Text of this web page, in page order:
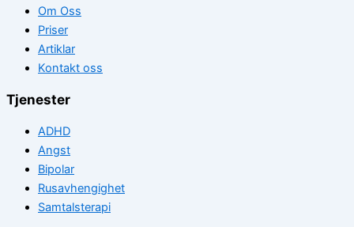
Om Oss
Priser
Artiklar
Kontakt oss
Tjenester
ADHD
Angst
Bipolar
Rusavhengighet
Samtalsterapi